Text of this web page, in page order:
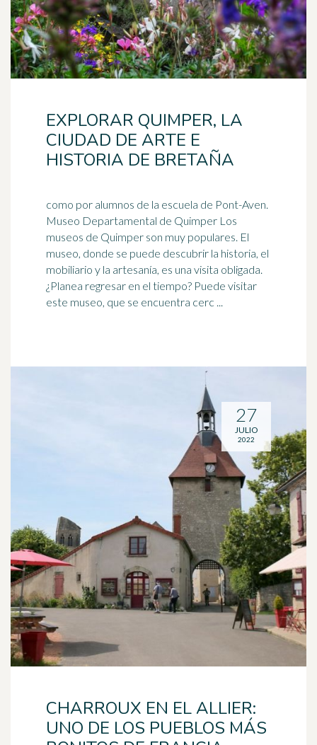
EXPLORAR QUIMPER, LA
CIUDAD DE ARTE E
HISTORIA DE BRETAÑA
como por alumnos de la escuela de Pont-Aven.
Museo Departamental de Quimper Los
museos de Quimper son muy populares. El
museo, donde se puede descubrir la historia, el
mobiliario y la artesanía, es una visita obligada.
¿Planea regresar en el tiempo? Puede visitar
este museo, que se encuentra cerc ...
CHARROUX EN EL ALLIER:
UNO DE LOS PUEBLOS MÁS
27
JULIO
2022